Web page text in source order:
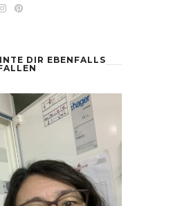
DIR EBENFALLS